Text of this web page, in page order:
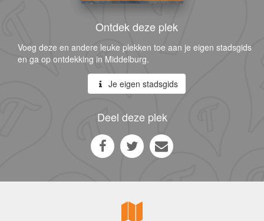
Ontdek deze plek
Voeg deze en andere leuke plekken toe aan je eigen stadsgids
en ga op ontdekking in Middelburg.
Je eigen stadsgids
Deel deze plek